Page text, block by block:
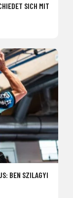
SICH MIT
BEN SZILAGYI